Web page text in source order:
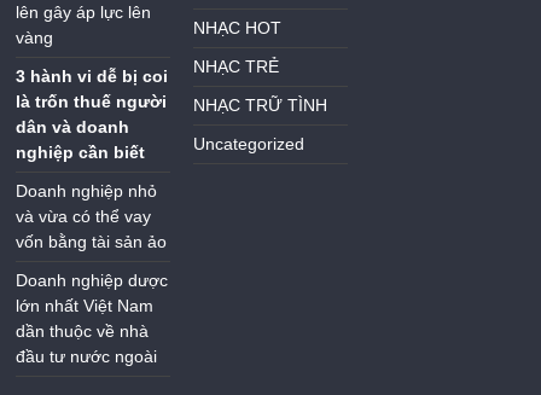
lên gây áp lực lên
vàng
3 hành vi dễ bị coi
là trốn thuế người
dân và doanh
nghiệp cần biết
Doanh nghiệp nhỏ
và vừa có thể vay
vốn bằng tài sản ảo
Doanh nghiệp dược
lớn nhất Việt Nam
dần thuộc về nhà
đầu tư nước ngoài
NHẠC HOT
NHẠC TRẺ
NHẠC TRỮ TÌNH
Uncategorized